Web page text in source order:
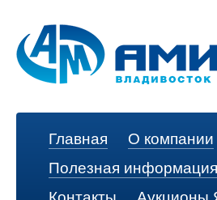
Главная
О компании
Полезная информация
Контакты
Аукционы